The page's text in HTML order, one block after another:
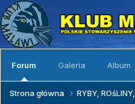
Forum Galeria Album
Strona główna RYBY,